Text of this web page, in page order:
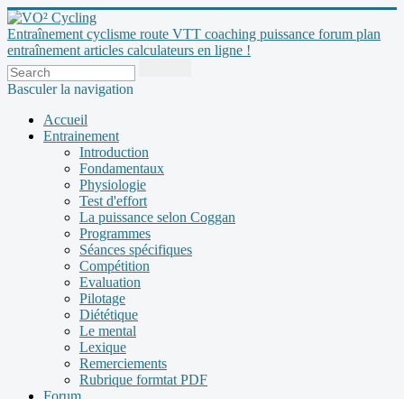
Entraînement cyclisme route VTT coaching puissance forum plan
entraînement articles calculateurs en ligne !
Basculer la navigation
Accueil
Entrainement
Introduction
Fondamentaux
Physiologie
Test d'effort
La puissance selon Coggan
Programmes
Séances spécifiques
Compétition
Evaluation
Pilotage
Diététique
Le mental
Lexique
Remerciements
Rubrique formtat PDF
Forum